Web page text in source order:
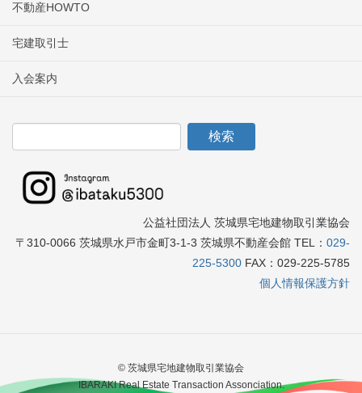
不動産HOWTO
宅建取引士
入会案内
公益社団法人 茨城県宅地建物取引業協会
〒310-0066 茨城県水戸市金町3-1-3 茨城県不動産会館 TEL： 029-
225-5300 FAX：029-225-5785
個人情報保護方針
© 茨城県宅地建物取引業協会
IBARAKI Real Estate Transaction Assonciation.